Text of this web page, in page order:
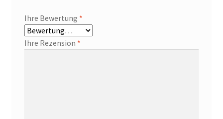
Ihre Bewertung *
Ihre Rezension *